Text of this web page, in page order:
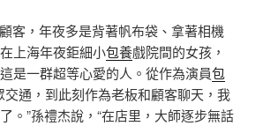
客，年夜多是背著帆布袋、拿著相機
上海年夜鉅細小包養戲院間的女孩，
是一群超等心愛的人。從作為演員包
通，到此刻作為老板和顧客聊天，我
。”孫禮杰說，“在店里，大師逐步無話